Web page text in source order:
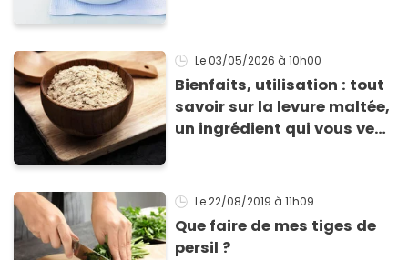
Le 03/05/2026 à 10h00
Bienfaits, utilisation : tout
savoir sur la levure maltée,
un ingrédient qui vous veut
Le 22/08/2019 à 11h09
Que faire de mes tiges de
persil ?